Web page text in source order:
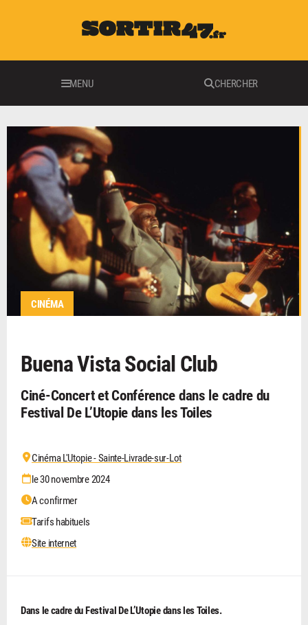
MENU CHERCHER
CINÉMA
Buena Vista Social Club
Ciné-Concert et Conférence dans le cadre du
Festival De L’Utopie dans les Toiles
Cinéma L'Utopie - Sainte-Livrade-sur-Lot
le 30 novembre 2024
A confirmer
Tarifs habituels
Site internet
Dans le cadre du Festival De L’Utopie dans les Toiles.